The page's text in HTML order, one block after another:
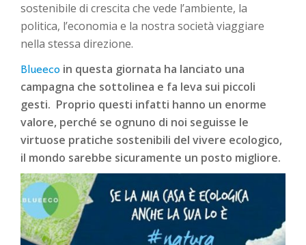
sostenibile di crescita che vede l’ambiente, la
politica, l’economia e la nostra società viaggiare
nella stessa direzione.
Blueeco in questa giornata ha lanciato una
campagna che sottolinea e fa leva sui piccoli
gesti. Proprio questi infatti hanno un enorme
valore, perché se ognuno di noi seguisse le
virtuose pratiche sostenibili del vivere ecologico,
il mondo sarebbe sicuramente un posto migliore.